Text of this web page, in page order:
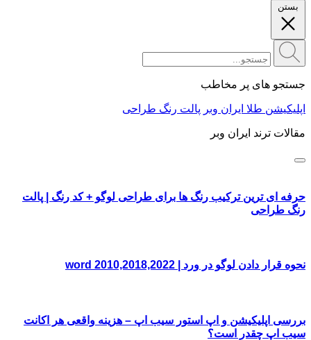
بستن
جستجو های پر مخاطب
اپلیکیشن طلا ایران وبر پالت رنگ طراحی
مقالات ترند ایران وبر
حرفه ای ترین ترکیب رنگ ها برای طراحی لوگو + کد رنگ | پالت
رنگ طراحی
نحوه قرار دادن لوگو در ورد | word 2010,2018,2022
بررسی اپلیکیشن و اپ استور سیب اپ – هزینه واقعی هر اکانت
سیب اپ چقدر است؟